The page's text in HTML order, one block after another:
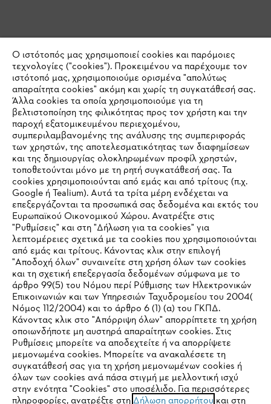
IHR BROWSER WIRD NICHT
UNTERSTÜTZT
Sie nutzen einen Browser, den wir noch nicht unterstützen. Für
eine optimale Nutzung unserer Seite empfehlen wir Ihnen, zu
einem der folgenden Browser zu wechseln:
Ο ιστότοπός μας χρησιμοποιεί cookies και παρόμοιες
τεχνολογίες ("cookies"). Προκειμένου να παρέχουμε τον
ιστότοπό μας, χρησιμοποιούμε ορισμένα "απολύτως
απαραίτητα cookies" ακόμη και χωρίς τη συγκατάθεσή σας.
Άλλα cookies τα οποία χρησιμοποιούμε για τη
βελτιστοποίηση της φιλικότητας προς τον χρήστη και την
παροχή εξατομικευμένου περιεχομένου,
συμπεριλαμβανομένης της ανάλυσης της συμπεριφοράς
των χρηστών, της αποτελεσματικότητας των διαφημίσεων
και της δημιουργίας ολοκληρωμένων προφίλ χρηστών,
τοποθετούνται μόνο με τη ρητή συγκατάθεσή σας. Τα
cookies χρησιμοποιούνται από εμάς και από τρίτους (π.χ.
Google ή Tealium). Αυτά τα τρίτα μέρη ενδέχεται να
επεξεργάζονται τα προσωπικά σας δεδομένα και εκτός του
Ευρωπαϊκού Οικονομικού Χώρου. Ανατρέξτε στις
"Ρυθμίσεις" και στη "Δήλωση για τα cookies" για
λεπτομέρειες σχετικά με τα cookies που χρησιμοποιούνται
από εμάς και τρίτους. Κάνοντας κλικ στην επιλογή
"Αποδοχή όλων" συναινείτε στη χρήση όλων των cookies
και τη σχετική επεξεργασία δεδομένων σύμφωνα με το
άρθρο 99(5) του Νόμου περί Ρύθμισης των Ηλεκτρονικών
Επικοινωνιών και των Υπηρεσιών Ταχυδρομείου του 2004(
Νόμος 112/2004) και το άρθρο 6 (1) (α) του ΓΚΠΔ.
Κάνοντας κλικ στο "Απόρριψη όλων" απορρίπτετε τη χρήση
οποιωνδήποτε μη αυστηρά απαραίτητων cookies. Στις
Ρυθμίσεις μπορείτε να αποδεχτείτε ή να απορρίψετε
μεμονωμένα cookies. Μπορείτε να ανακαλέσετε τη
συγκατάθεσή σας για τη χρήση μεμονωμένων cookies ή
όλων των cookies ανά πάσα στιγμή με μελλοντική ισχύ
στην ενότητα "Cookies" στο υποσέλιδο. Για περισσότερες
πληροφορίες, ανατρέξτε στηΔήλωση απορρήτου και στη